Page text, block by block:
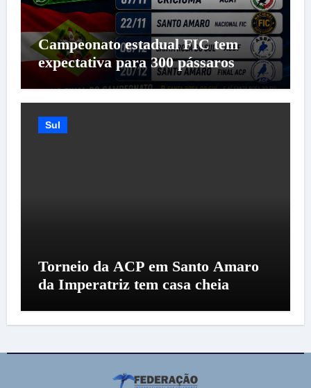
Campeonato estadual FIC tem
expectativa para 300 pássaros
Sul
Torneio da ACP em Santo Amaro
da Imperatriz tem casa cheia